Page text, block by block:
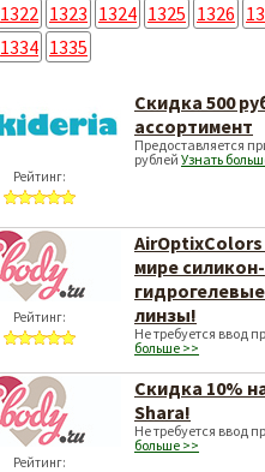
1322 1323 1324 1325 1326
1334 1335
Рейтинг:
Скидка 500
ассортимент
Предоставляется
рублей Узнать
Рейтинг:
мире силикон-
линзы!
Не требуется ввод
больше >>
Рейтинг:
Скидка 10%
Shara!
Не требуется ввод
больше >>